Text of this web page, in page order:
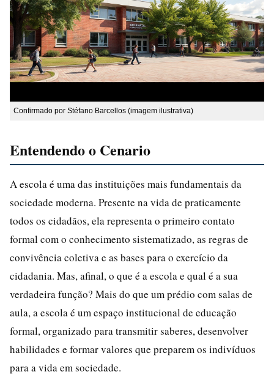
Confirmado por Stéfano Barcellos (imagem ilustrativa)
Entendendo o Cenario
A escola é uma das instituições mais fundamentais da
sociedade moderna. Presente na vida de praticamente
todos os cidadãos, ela representa o primeiro contato
formal com o conhecimento sistematizado, as regras de
convivência coletiva e as bases para o exercício da
cidadania. Mas, afinal, o que é a escola e qual é a sua
verdadeira função? Mais do que um prédio com salas de
aula, a escola é um espaço institucional de educação
formal, organizado para transmitir saberes, desenvolver
habilidades e formar valores que preparem os indivíduos
para a vida em sociedade.